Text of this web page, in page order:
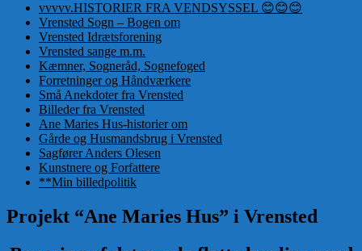
vvvvv.HISTORIER FRA VENDSYSSEL 😊😊😊
Vrensted Sogn – Bogen om
Vrensted Idrætsforening
Vrensted sange m.m.
Kæmner, Sogneråd, Sognefoged
Forretninger og Håndværkere
Små Anekdoter fra Vrensted
Billeder fra Vrensted
Ane Maries Hus-historier om
Gårde og Husmandsbrug i Vrensted
Sagfører Anders Olesen
Kunstnere og Forfattere
**Min billedpolitik
Projekt “Ane Maries Hus” i Vrensted